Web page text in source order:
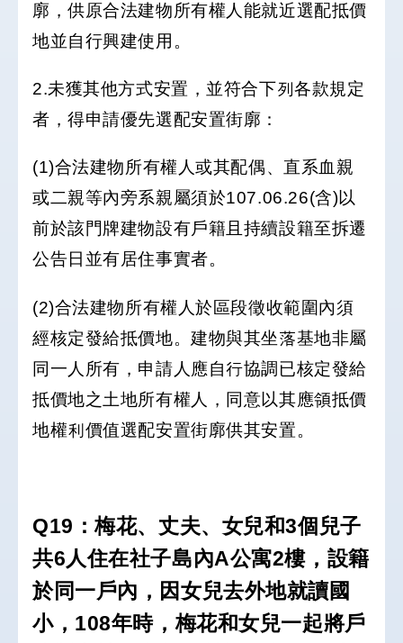
廓，供原合法建物所有權人能就近選配抵價
地並自行興建使用。
2.未獲其他方式安置，並符合下列各款規定
者，得申請優先選配安置街廓：
(1)合法建物所有權人或其配偶、直系血親
或二親等內旁系親屬須於107.06.26(含)以
前於該門牌建物設有戶籍且持續設籍至拆遷
公告日並有居住事實者。
(2)合法建物所有權人於區段徵收範圍內須
經核定發給抵價地。建物與其坐落基地非屬
同一人所有，申請人應自行協調已核定發給
抵價地之土地所有權人，同意以其應領抵價
地權利價值選配安置街廓供其安置。
Q19：梅花、丈夫、女兒和3個兒子
共6人住在社子島內A公寓2樓，設籍
於同一戶內，因女兒去外地就讀國
小，108年時，梅花和女兒一起將戶